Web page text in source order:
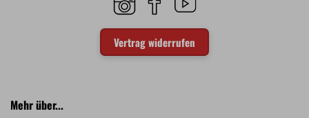
Vertrag widerrufen
Mehr über...